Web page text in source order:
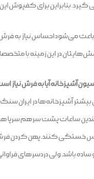
بنابراین برای کفپوش
می‌شود احساس نیاز به فرش
در این زمینه با
آشپزخانه آیا به فرش نیاز
آشپزخانه‌ها در ایران
ساعات پشت سرهم سرپا
خستگی کنند. پهن کردن فرش و
باشد، ولی دردسر‌های